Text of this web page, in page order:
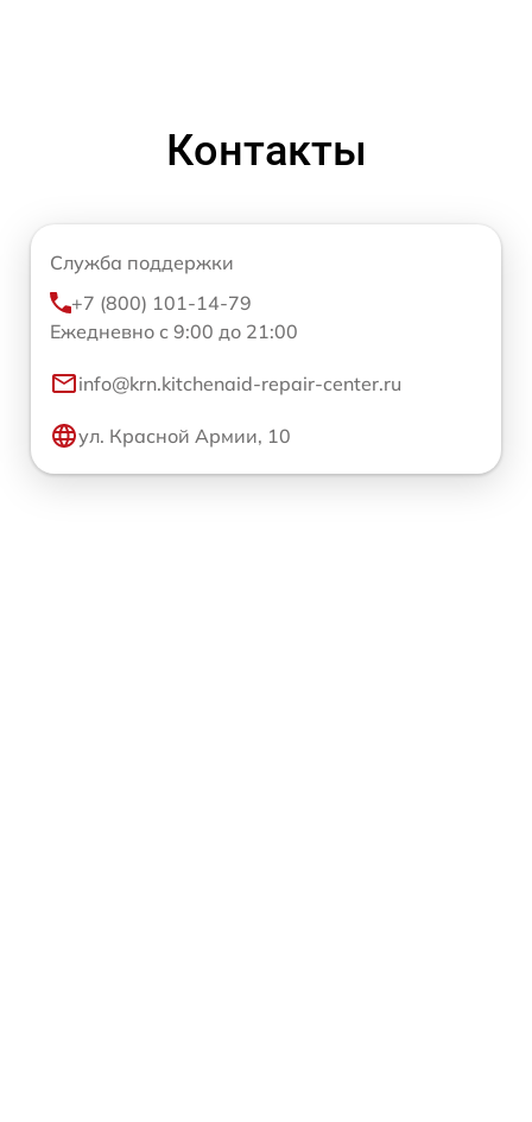
Контакты
Служба поддержки
+7 (800) 101-14-79
Ежедневно с 9:00 до 21:00
info@krn.kitchenaid-repair-center.ru
ул. Красной Армии, 10